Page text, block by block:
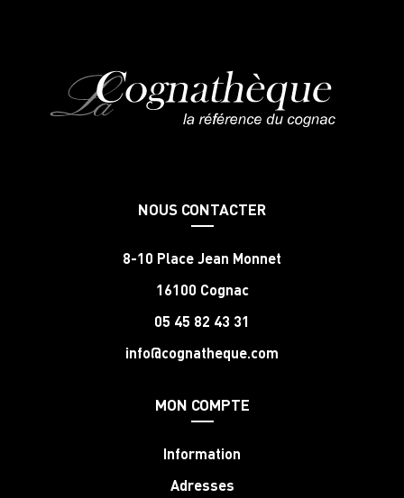
NOUS CONTACTER
8-10 Place Jean Monnet
16100 Cognac
05 45 82 43 31
info@cognatheque.com
MON COMPTE
Information
Adresses